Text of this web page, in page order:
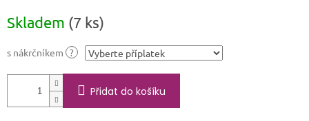
Skladem (7 ks)
s nákrčníkem ?
Přidat do košíku